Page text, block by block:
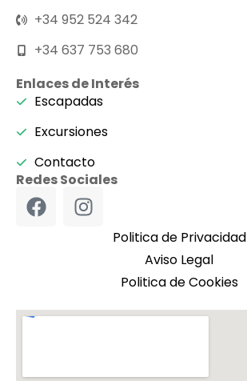
+34 952 524 342
+34 637 753 680
Enlaces de Interés
Escapadas
Excursiones
Contacto
Redes Sociales
Politica de Privacidad
Aviso Legal
Politica de Cookies